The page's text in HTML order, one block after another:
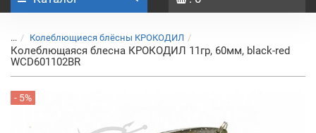
... Колеблющиеся блёсны КРОКОДИЛ
Колеблющаяся блесна КРОКОДИЛ 11гр, 60мм, black-red
WCD601102BR
- 5%